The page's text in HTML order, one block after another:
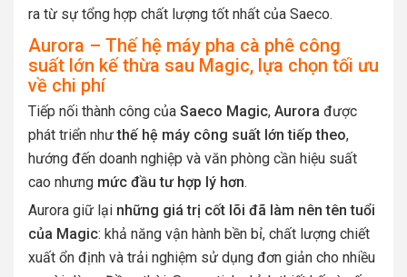
ra từ sự tổng hợp chất lượng tốt nhất của Saeco.
Aurora – Thế hệ máy pha cà phê công
suất lớn kế thừa sau Magic, lựa chọn tối ưu
về chi phí
Tiếp nối thành công của Saeco Magic, Aurora được
phát triển nhưthế hệ máy công suất lớn tiếp theo,
hướng đến doanh nghiệp và văn phòng cần hiệu suất
cao nhưng mức đầu tư hợp lý hơn.
Aurora giữ lại những giá trị cốt lõi đã làm nên tên tuổi
của Magic: khả năng vận hành bền bỉ, chất lượng chiết
xuất ổn định và trải nghiệm sử dụng đơn giản cho nhiều